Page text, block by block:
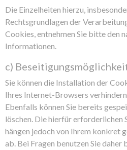
Die Einzelheiten hierzu,
Rechtsgrundlagen der
Cookies, entnehmen Sie bitte den
Informationen.
c)
Sie können die Installation der
Ihres Internet-Browsers
Ebenfalls können Sie bereits
löschen. Die hierfür erforderlichen
hängen jedoch von Ihrem konkret
ab. Bei Fragen benutzen Sie